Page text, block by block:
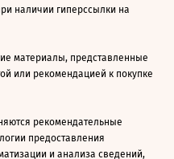
наличии гиперссылки на
материалы, представленные
или рекомендацией к покупке
рекомендательные
предоставления
и анализа сведений,